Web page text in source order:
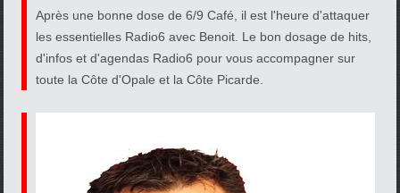
Après une bonne dose de 6/9 Café, il est l'heure d'attaquer
les essentielles Radio6 avec Benoit. Le bon dosage de hits,
d'infos et d'agendas Radio6 pour vous accompagner sur
toute la Côte d'Opale et la Côte Picarde.